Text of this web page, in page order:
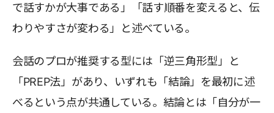
で話すかが大事である」「話す順番を変えると、伝
わりやすさが変わる」と述べている。
会話のプロが推奨する型には「逆三角形型」と
「PREP法」があり、いずれも「結論」を最初に述
べるという点が共通している。結論とは「自分が一